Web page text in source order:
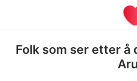
Folk som ser etter å